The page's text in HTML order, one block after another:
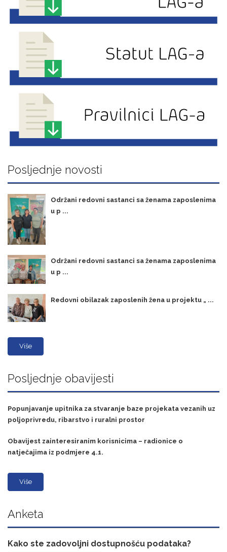
Posljednje novosti
Održani redovni sastanci sa ženama zaposlenima
u p ...
Održani redovni sastanci sa ženama zaposlenima
u p ...
Redovni obilazak zaposlenih žena u projektu „ ...
Više
Posljednje obavijesti
Popunjavanje upitnika za stvaranje baze projekata vezanih uz
poljoprivredu, ribarstvo i ruralni prostor
Obavijest zainteresiranim korisnicima – radionice o
natječajima iz podmjere 4.1.
Više
Anketa
Kako ste zadovoljni dostupnošću podataka?